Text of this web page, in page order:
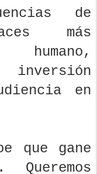
falle
de
más
inversión
en
que gane